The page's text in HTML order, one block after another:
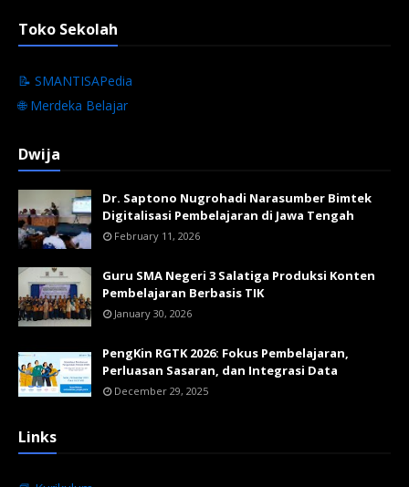
Toko Sekolah
📝 SMANTISAPedia
🌐 Merdeka Belajar
Dwija
Dr. Saptono Nugrohadi Narasumber Bimtek
Digitalisasi Pembelajaran di Jawa Tengah
February 11, 2026
Guru SMA Negeri 3 Salatiga Produksi Konten
Pembelajaran Berbasis TIK
January 30, 2026
PengKin RGTK 2026: Fokus Pembelajaran,
Perluasan Sasaran, dan Integrasi Data
December 29, 2025
Links